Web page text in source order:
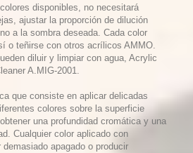
disponibles, no necesitará
ajustar la proporción de dilución
a la sombra deseada. Cada color
o teñirse con otros acrílicos AMMO.
diluir y limpiar con agua, Acrylic
A.MIG-2001.
que consiste en aplicar delicadas
colores sobre la superficie
una profundidad cromática y una
Cualquier color aplicado con
apagado o producir